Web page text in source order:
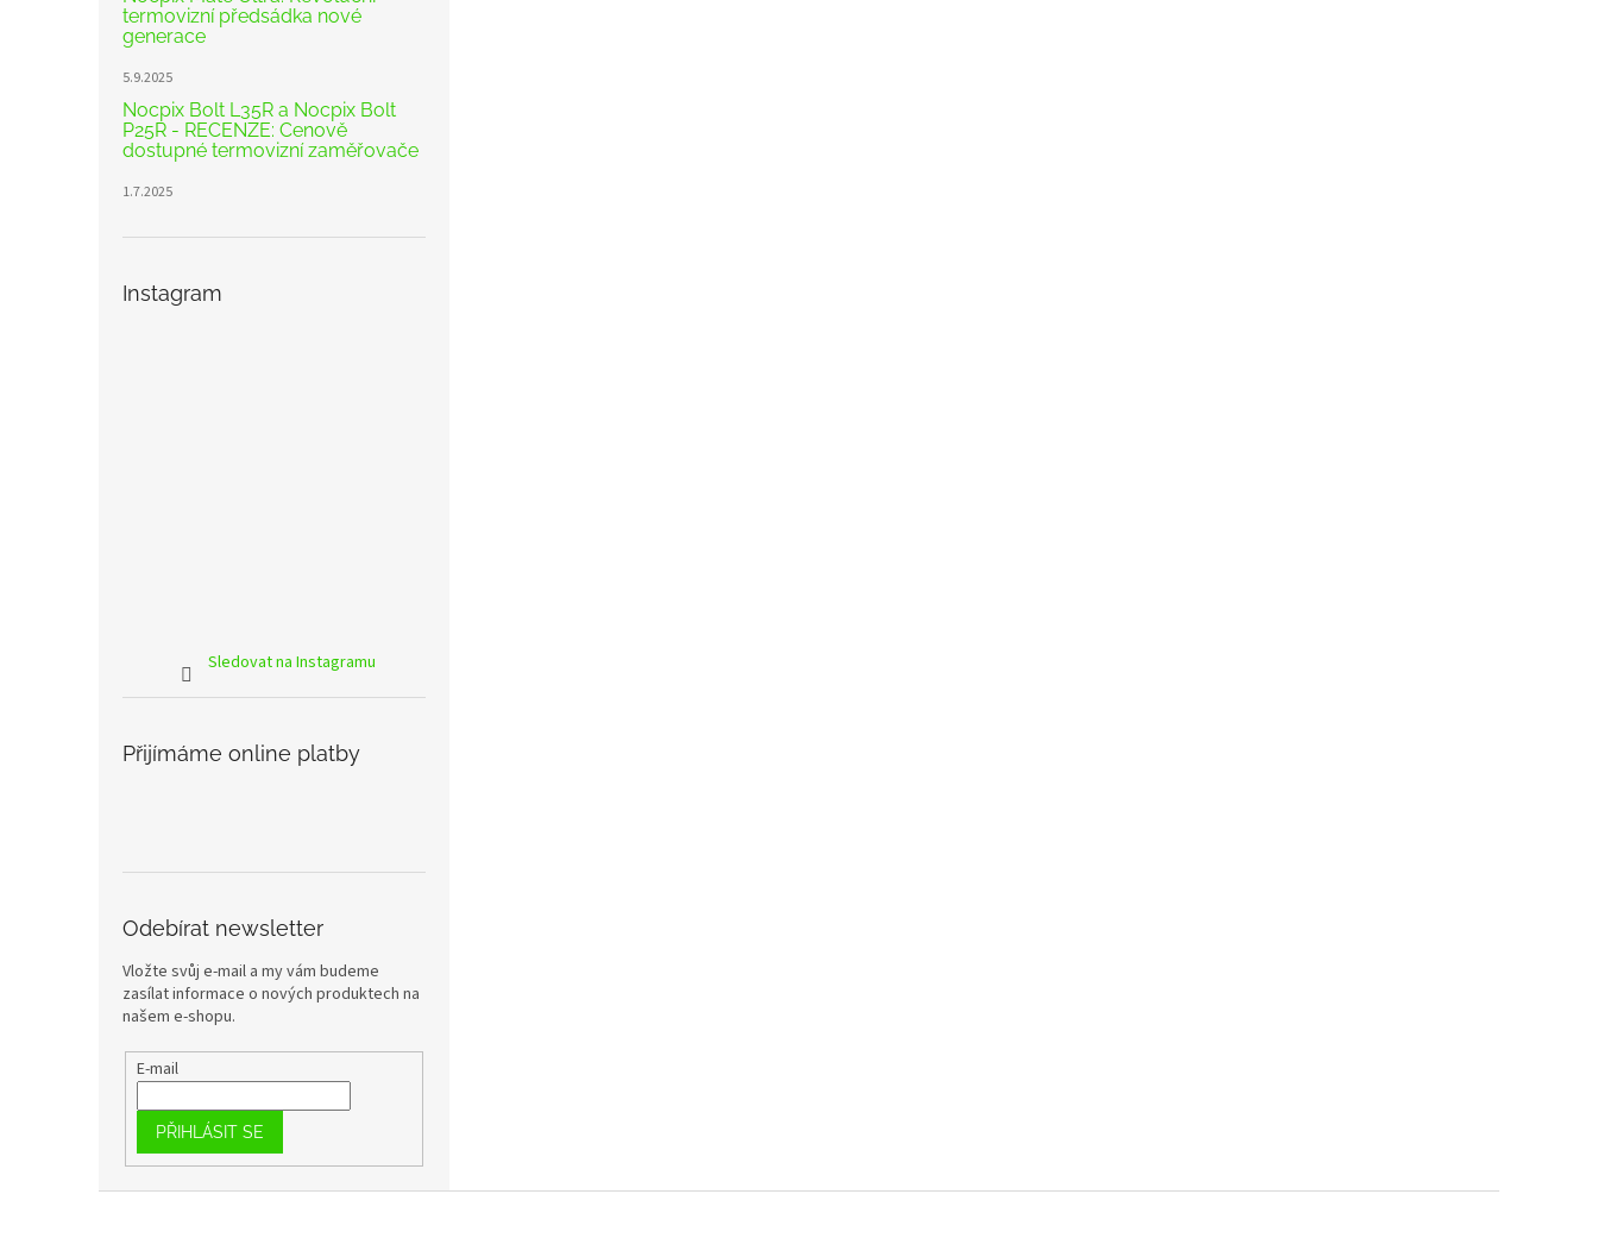
termovizní předsádka nové
generace
5.9.2025
Nocpix Bolt L35R a Nocpix Bolt
P25R - RECENZE: Cenově
dostupné termovizní zaměřovače
1.7.2025
Instagram
Sledovat na Instagramu
Přijímáme online platby
Odebírat newsletter
Vložte svůj e-mail a my vám budeme
zasílat informace o nových produktech na
našem e-shopu.
E-mail
PŘIHLÁSIT SE